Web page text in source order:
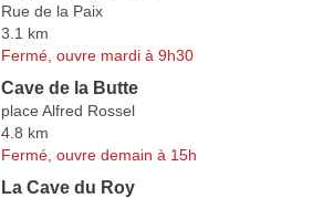
Rue de la Paix
3.1 km
Fermé, ouvre mardi à 9h30
Cave de la Butte
place Alfred Rossel
4.8 km
Fermé, ouvre demain à 15h
La Cave du Roy